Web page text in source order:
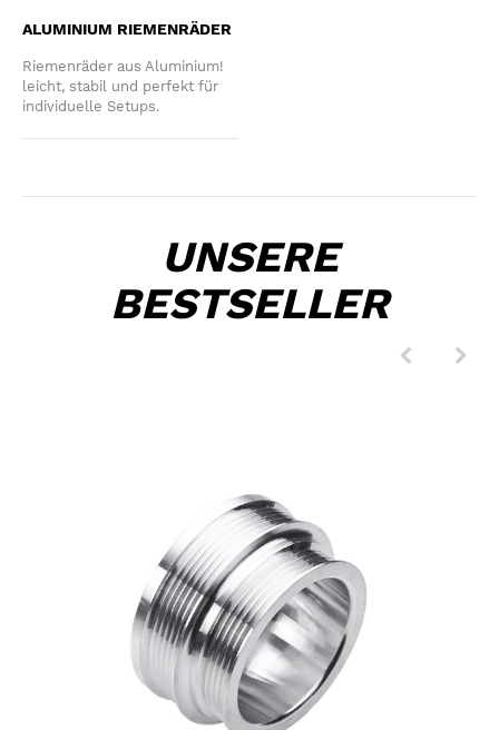
ALUMINIUM RIEMENRÄDER
Riemenräder aus Aluminium!
leicht, stabil und perfekt für
individuelle Setups.
UNSERE
BESTSELLER